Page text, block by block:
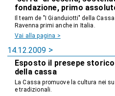
fondazione, primo
Il team de "I Gianduiotti" della
Ravenna primi anche in Italia.
Vai alla pagina >
14.12.2009
Esposto il presepe
della cassa
La Cassa promuove la cultura nei
e tradizionali.